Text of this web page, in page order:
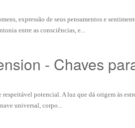
expressão de seus pensamentos e
entre as consciências, e...
- Chaves
respeitável potencial. A luz que dá origem às
universal, corpo...